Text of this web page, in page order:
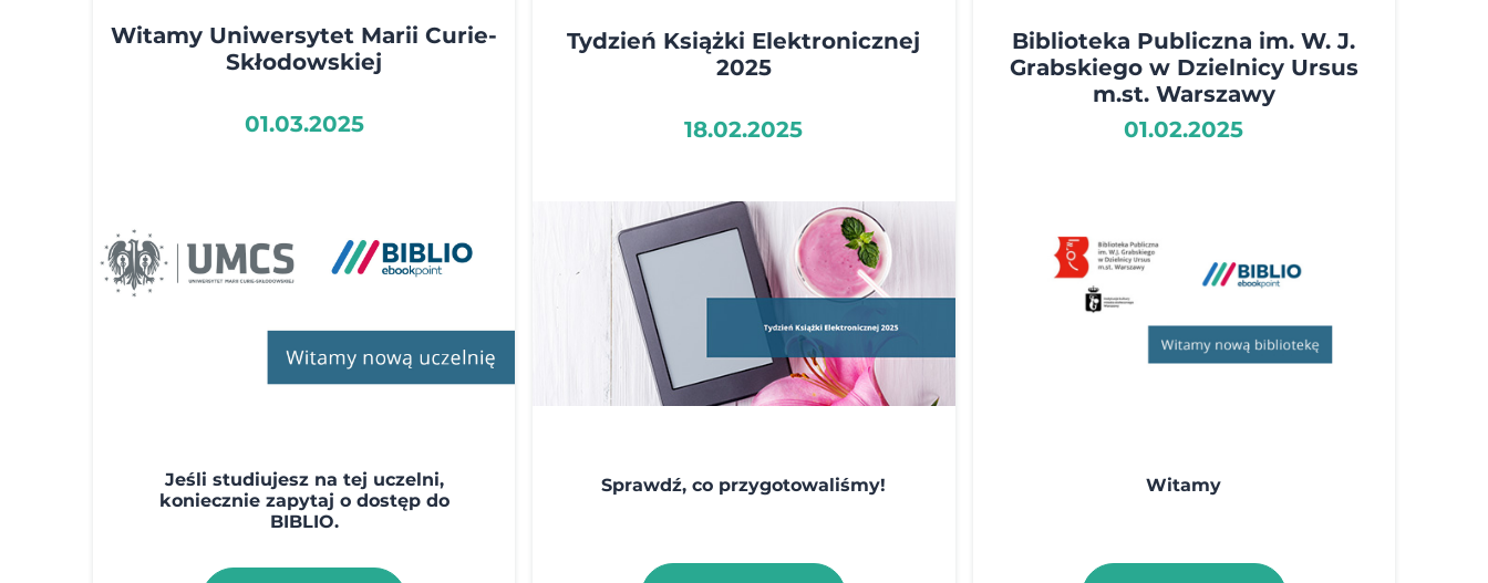
Witamy Uniwersytet Marii Curie-
Skłodowskiej
01.03.2025
Jeśli studiujesz na tej uczelni,
koniecznie zapytaj o dostęp do
BIBLIO.
Tydzień Książki Elektronicznej
2025
18.02.2025
Sprawdź, co przygotowaliśmy!
Biblioteka Publiczna im. W. J.
Grabskiego w Dzielnicy Ursus
m.st. Warszawy
01.02.2025
Witamy